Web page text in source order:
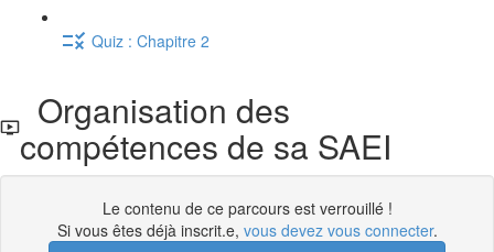
Quiz : Chapitre 2
Organisation des
compétences de sa SAEI
Le contenu de ce parcours est verrouillé !
Si vous êtes déjà inscrit.e, vous devez vous connecter.